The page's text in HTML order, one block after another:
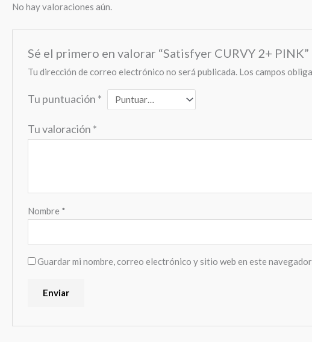
No hay valoraciones aún.
Sé el primero en valorar “Satisfyer CURVY 2+ PINK”
Tu dirección de correo electrónico no será publicada. Los campos
Tu puntuación *
Tu valoración *
Nombre *
Guardar mi nombre, correo electrónico y sitio web en este